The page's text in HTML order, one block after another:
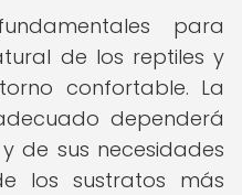
para
de los reptiles y
confortable. La
dependerá
de sus necesidades
los sustratos más